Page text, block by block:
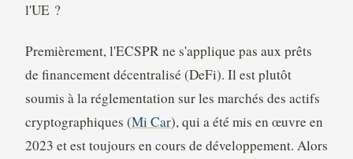
l'UE ?
Premièrement, l'ECSPR ne s'applique pas aux prêts
de financement décentralisé (DeFi). Il est plutôt
soumis à la réglementation sur les marchés des actifs
cryptographiques (Mi Car), qui a été mis en œuvre en
2023 et est toujours en cours de développement. Alors